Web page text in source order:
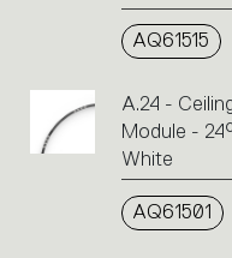
AQ61515
A.24 -
Module -
White
AQ61501